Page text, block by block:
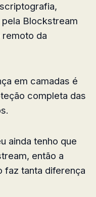
Blockstream
da
em camadas é
completa das
ainda tenho que
então a
faz tanta diferença